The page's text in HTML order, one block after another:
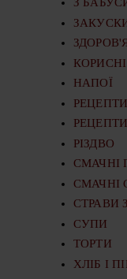
З
НАПОЇ
РІЗДВО
СМАЧНІ
СМАЧНІ
СТРАВИ
СУПИ
ТОРТИ
ХЛІБ І